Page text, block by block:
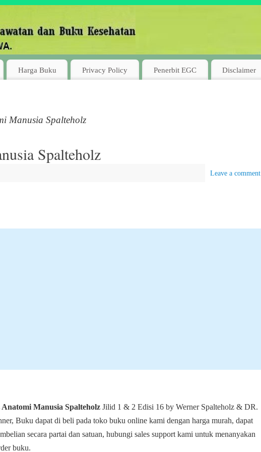
Harga Buku Privacy Policy Penerbit EGC Disclaimer
Manusia Spalteholz
Spalteholz
Leave a comment
Manusia Spalteholz Jilid 1 & 2 Edisi 16 by Werner Spalteholz & DR.
Buku dapat di beli pada toko buku online kami dengan harga murah, dapat
secara partai dan satuan, hubungi sales support kami untuk menanyakan
buku.